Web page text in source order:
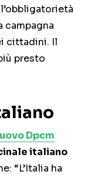
campagna
cittadini. Il
presto
Dpcm
italiano
“L’Italia ha